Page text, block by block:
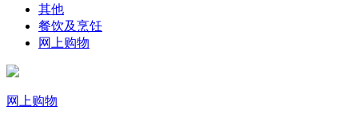
其他
餐饮及烹饪
网上购物
网上购物